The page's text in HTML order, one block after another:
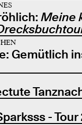
Meine
Gemütlich
- Tour